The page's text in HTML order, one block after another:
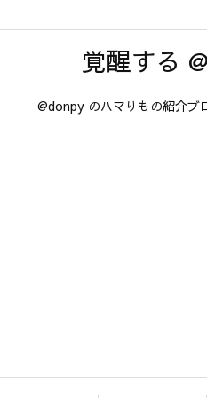
覚醒する
@donpy のハマりもの紹介ブ